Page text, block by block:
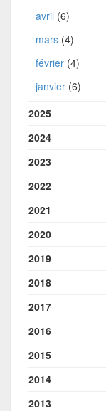
avril (6)
mars (4)
février (4)
janvier (6)
2025
2024
2023
2022
2021
2020
2019
2018
2017
2016
2015
2014
2013